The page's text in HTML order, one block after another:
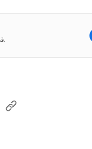
قم بتبسيط المهام المعقدة باستخدام العلامات والمكونات القوية المعدة مسبقًا.